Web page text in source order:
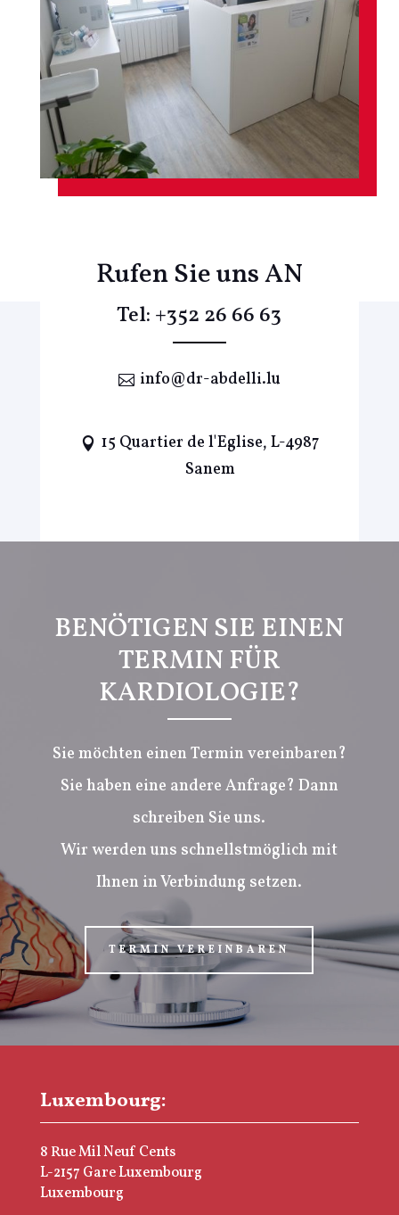
Rufen Sie uns AN
Tel: +352 26 66 63
info@dr-abdelli.lu
15 Quartier de l'Eglise, L-4987
Sanem
BENÖTIGEN SIE EINEN
TERMIN FÜR
KARDIOLOGIE?
Sie möchten einen Termin vereinbaren?
Sie haben eine andere Anfrage? Dann
schreiben Sie uns.
Wir werden uns schnellstmöglich mit
Ihnen in Verbindung setzen.
TERMIN VEREINBAREN
Luxembourg:
8 Rue Mil Neuf Cents
L-2157 Gare Luxembourg
Luxembourg